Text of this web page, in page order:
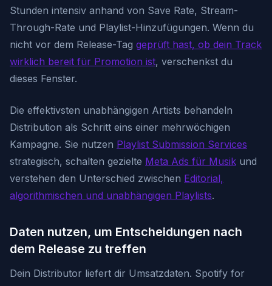
Stunden intensiv anhand von Save Rate, Stream-
Through-Rate und Playlist-Hinzufügungen. Wenn du
nicht vor dem Release-Tag geprüft hast, ob dein Track
wirklich bereit für Promotion ist, verschenkst du
dieses Fenster.
Die effektivsten unabhängigen Artists behandeln
Distribution als Schritt eins einer mehrwöchigen
Kampagne. Sie nutzen Playlist Submission Services
strategisch, schalten gezielte Meta Ads für Musik und
verstehen den Unterschied zwischen Editorial,
algorithmischen und unabhängigen Playlists.
Daten nutzen, um Entscheidungen nach
dem Release zu treffen
Dein Distributor liefert dir Umsatzdaten. Spotify for